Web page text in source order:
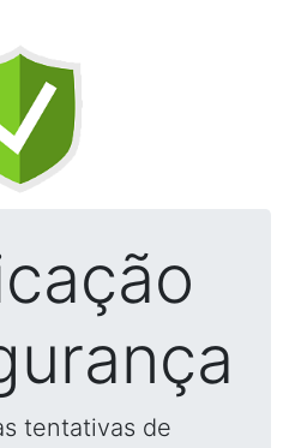
tentativas de